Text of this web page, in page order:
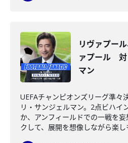
リヴァプー
ァプール
マン
UEFAチャンピオンズリーグ準々
リ・サンジェルマン。2点ビハイ
か、アンフィールドでの一戦を
クして、展開を想像しながら楽し